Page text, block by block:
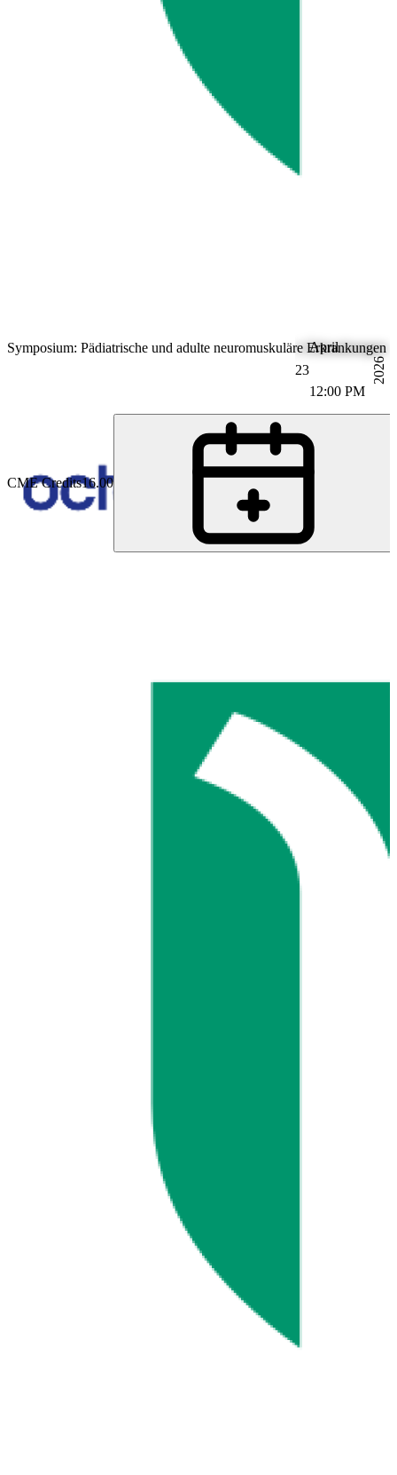
23
April
12:00 PM
2026
CME Credits16.00
Symposium: Pädiatrische und adulte neuromuskuläre